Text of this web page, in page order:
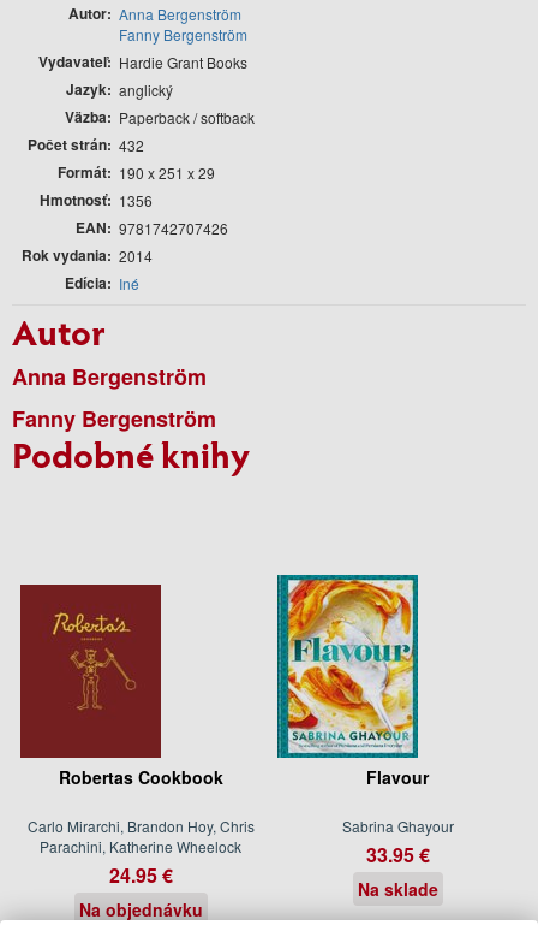
Autor Anna Bergenström
Fanny Bergenström
Vydavateľ Hardie Grant Books
Jazyk anglický
Väzba Paperback / softback
Počet strán 432
Formát 190 x 251 x 29
Hmotnosť 1356
EAN 9781742707426
Rok vydania 2014
Edícia Iné
Autor
Anna Bergenström
Fanny Bergenström
Podobné knihy
Robertas Cookbook
Carlo Mirarchi, Brandon Hoy, Chris
Parachini, Katherine Wheelock
24.95 €
Na objednávku
Flavour
Sabrina Ghayour
33.95 €
Na sklade